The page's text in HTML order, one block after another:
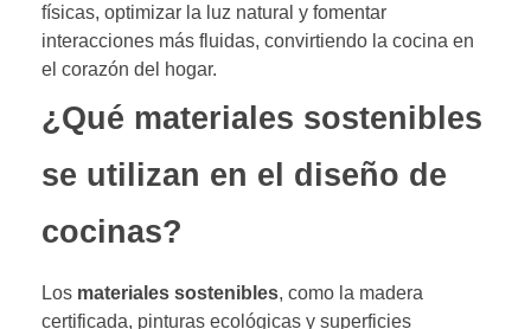
físicas, optimizar la luz natural y fomentar
interacciones más fluidas, convirtiendo la cocina en
el corazón del hogar.
¿Qué materiales sostenibles
se utilizan en el diseño de
cocinas?
Los materiales sostenibles, como la madera
certificada, pinturas ecológicas y superficies